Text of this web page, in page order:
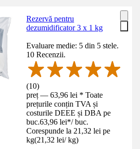
Rezervă pentru
dezumidificator 3 x 1 kg
Evaluare medie: 5 din 5 stele.
10 Recenzii.
(10)
preț — 63,96 lei * Toate
prețurile conțin TVA și
costurile DEEE și DBA pe
buc.63,96 lei*/ buc.
Corespunde la 21,32 lei pe
kg(21,32 lei/ kg)